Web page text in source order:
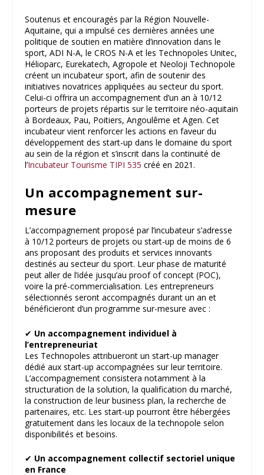
Soutenus et encouragés par la Région Nouvelle-
Aquitaine, qui a impulsé ces dernières années une
politique de soutien en matière d’innovation dans le
sport, ADI N-A, le CROS N-A et les Technopoles Unitec,
Hélioparc, Eurekatech, Agropole et Neoloji Technopole
créent un incubateur sport, afin de soutenir des
initiatives novatrices appliquées au secteur du sport.
Celui-ci offrira un accompagnement d’un an à 10/12
porteurs de projets répartis sur le territoire néo-aquitain
à Bordeaux, Pau, Poitiers, Angoulême et Agen. Cet
incubateur vient renforcer les actions en faveur du
développement des start-up dans le domaine du sport
au sein de la région et s’inscrit dans la continuité de
l’Incubateur Tourisme TIPI 535 créé en 2021.
Un accompagnement sur-
mesure
L’accompagnement proposé par l’incubateur s’adresse
à 10/12 porteurs de projets ou start-up de moins de 6
ans proposant des produits et services innovants
destinés au secteur du sport. Leur phase de maturité
peut aller de l’idée jusqu’au proof of concept (POC),
voire la pré-commercialisation. Les entrepreneurs
sélectionnés seront accompagnés durant un an et
bénéficieront d’un programme sur-mesure avec :
✔ Un accompagnement individuel à
l’entrepreneuriat
Les Technopoles attribueront un start-up manager
dédié aux start-up accompagnées sur leur territoire.
L’accompagnement consistera notamment à la
structuration de la solution, la qualification du marché,
la construction de leur business plan, la recherche de
partenaires, etc. Les start-up pourront être hébergées
gratuitement dans les locaux de la technopole selon
disponibilités et besoins.
✔ Un accompagnement collectif sectoriel unique
en France